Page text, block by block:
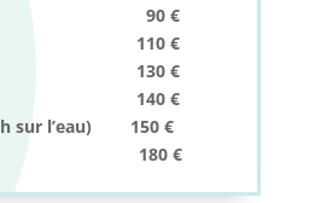
90 €
110 €
130 €
140 €
sur l’eau) 150 €
€